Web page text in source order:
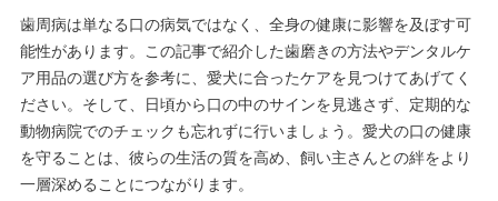
歯周病は単なる口の病気ではなく、全身の健康に影響を及ぼす可
能性があります。この記事で紹介した歯磨きの方法やデンタルケ
ア用品の選び方を参考に、愛犬に合ったケアを見つけてあげてく
ださい。そして、日頃から口の中のサインを見逃さず、定期的な
動物病院でのチェックも忘れずに行いましょう。愛犬の口の健康
を守ることは、彼らの生活の質を高め、飼い主さんとの絆をより
一層深めることにつながります。